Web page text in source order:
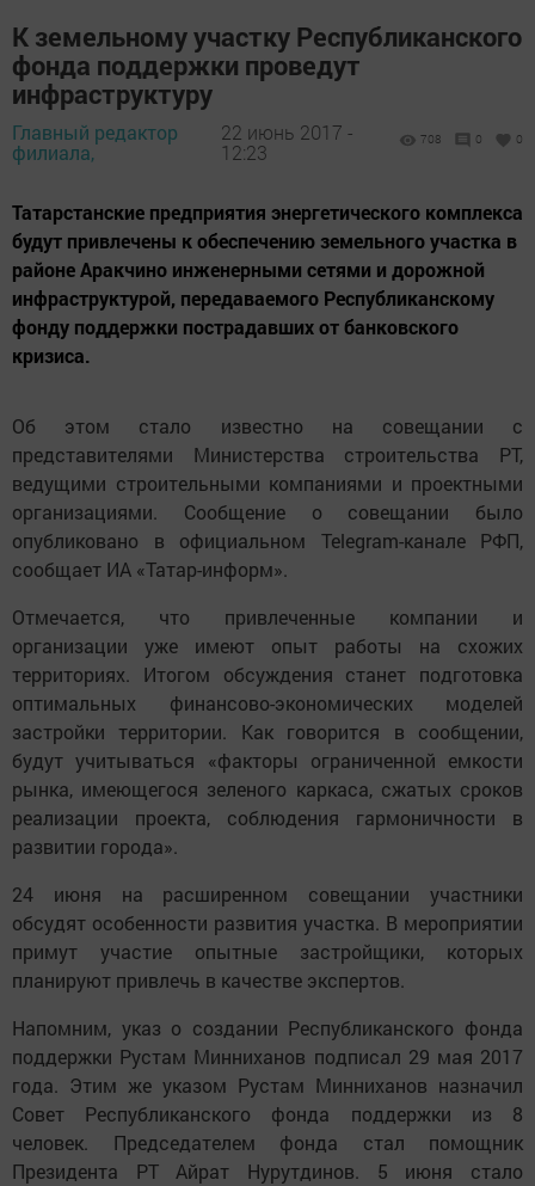
К земельному участку Республиканского
фонда поддержки проведут
инфраструктуру
Главный редактор
филиала,
22 июнь 2017 -
12:23
708 0 0
Татарстанские предприятия энергетического комплекса
будут привлечены к обеспечению земельного участка в
районе Аракчино инженерными сетями и дорожной
инфраструктурой, передаваемого Республиканскому
фонду поддержки пострадавших от банковского
кризиса.
Об этом стало известно на совещании с
представителями Министерства строительства РТ,
ведущими строительными компаниями и проектными
организациями. Сообщение о совещании было
опубликовано в официальном Telegram-канале РФП,
сообщает ИА «Татар-информ».
Отмечается, что привлеченные компании и
организации уже имеют опыт работы на схожих
территориях. Итогом обсуждения станет подготовка
оптимальных финансово-экономических моделей
застройки территории. Как говорится в сообщении,
будут учитываться «факторы ограниченной емкости
рынка, имеющегося зеленого каркаса, сжатых сроков
реализации проекта, соблюдения гармоничности в
развитии города».
24 июня на расширенном совещании участники
обсудят особенности развития участка. В мероприятии
примут участие опытные застройщики, которых
планируют привлечь в качестве экспертов.
Напомним, указ о создании Республиканского фонда
поддержки Рустам Минниханов подписал 29 мая 2017
года. Этим же указом Рустам Минниханов назначил
Совет Республиканского фонда поддержки из 8
человек. Председателем фонда стал помощник
Президента РТ Айрат Нурутдинов. 5 июня стало